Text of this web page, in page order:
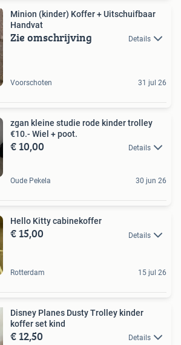
Minion (kinder) Koffer + Uitschuifbaar
Handvat
Zie omschrijving Details
Voorschoten 31 jul 26
zgan kleine studie rode kinder trolley
€10.- Wiel + poot.
€ 10,00 Details
Oude Pekela 30 jun 26
Hello Kitty cabinekoffer
€ 15,00 Details
Rotterdam 15 jul 26
Disney Planes Dusty Trolley kinder
koffer set kind
€ 12,50 Details